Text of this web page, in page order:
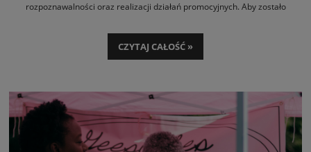
rozpoznawalności oraz realizacji działań promocyjnych. Aby zostało
zaprojektowane, wyposażone w niezbędne materiały marketingowe oraz
reklamową. Co zrobić, aby stało się skutecznym narzędziem firmowej
CZYTAJ CAŁOŚĆ »